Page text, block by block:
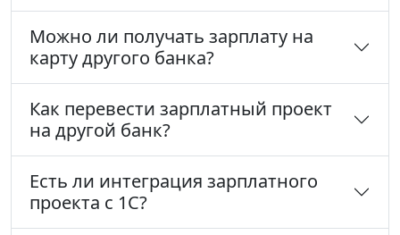
Можно ли получать зарплату на
карту другого банка?
Как перевести зарплатный проект
на другой банк?
Есть ли интеграция зарплатного
проекта с 1С?